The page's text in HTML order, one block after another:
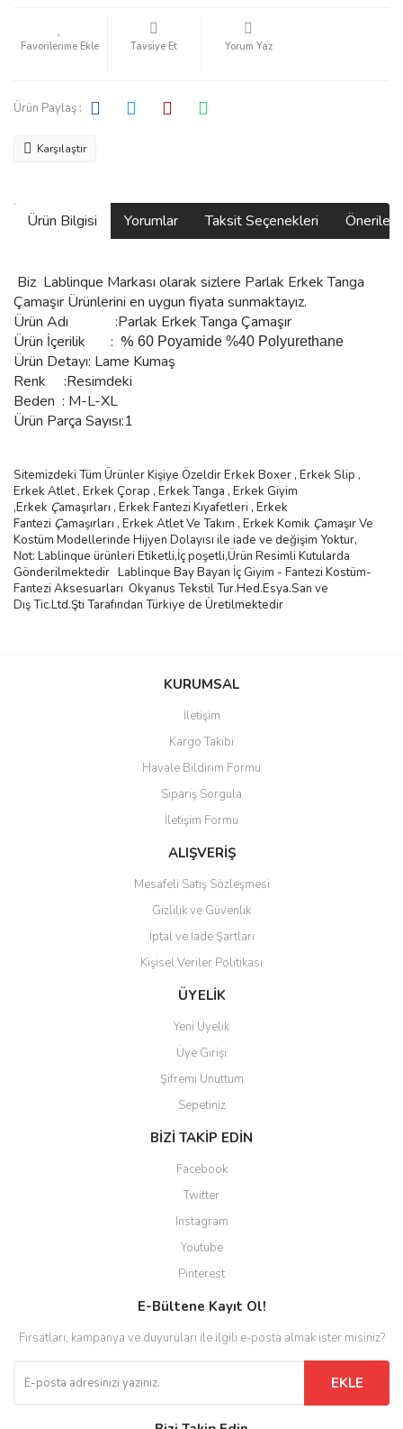
Tavsiye Et Yorum Yaz
Ürün Paylaş :
Karşılaştır
Ürün Bilgisi Yorumlar Taksit Seçenekleri
Biz Lablinque Markası olarak sizlere Parlak Erkek Tanga
Çamaşır Ürünlerini en uygun fiyata sunmaktayız.
Ürün Adı :Parlak Erkek Tanga Çamaşır
Ürün İçerilik : % 60 Poyamide %40 Polyurethane
Ürün Detayı: Lame Kumaş
Renk :Resimdeki
Beden : M-L-XL
Ürün Parça Sayısı:1
Sitemizdeki Tüm Ürünler Kişiye Özeldir Erkek Boxer , Erkek Slip ,
Erkek Atlet , Erkek Çorap , Erkek Tanga , Erkek Giyim
,Erkek Çamaşırları , Erkek Fantezi Kıyafetleri , Erkek
Fantezi Çamaşırları , Erkek Atlet Ve Takım , Erkek Komik Çamaşır Ve
Kostüm Modellerinde Hijyen Dolayısı ile iade ve değişim Yoktur,
Not: Lablinque ürünleri Etiketli,İç poşetli,Ürün Resimli Kutularda
Gönderilmektedir Lablinque Bay Bayan İçGiyim - Fantezi Kostüm-
Fantezi Aksesuarları Okyanus Tekstil Tur.Hed.Esya.San ve
DışTic.Ltd.Şti Tarafından Türkiye de Üretilmektedir
Bu ürüne ilk yorumu siz yapın!
Ürün resmi kalitesiz, bozuk veya görüntülenemiyor.
Ürün açıklamasında eksik bilgiler bulunuyor.
Ürün bilgilerinde hatalar bulunuyor.
Ürün fiyatı diğer sitelerden daha pahalı.
Bu ürüne benzer farklı alternatifler olmalı.
Gönder
KURUMSAL
İletişim
Kargo Takibi
Havale Bildirim Formu
Sipariş Sorgula
İletişim Formu
ALIŞVERİŞ
Mesafeli Satış Sözleşmesi
Gizlilik ve Güvenlik
İptal ve İade Şartları
Kişisel Veriler Politikası
ÜYELİK
Yeni Üyelik
Üye Girişi
Şifremi Unuttum
Sepetiniz
BİZİ TAKİP EDİN
Facebook
Twitter
Instagram
Youtube
Pinterest
E-Bültene Kayıt Ol!
Fırsatları, kampanya ve duyuruları ile ilgili e-posta almak ister misiniz?
EKLE